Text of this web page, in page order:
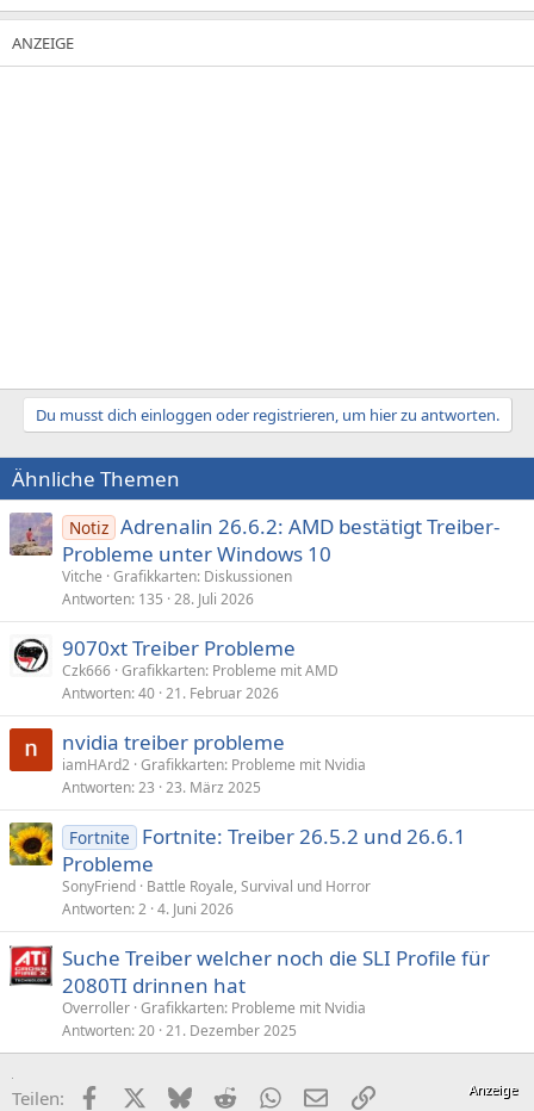
Du musst dich einloggen oder registrieren, um hier zu antworten.
Ähnliche Themen
Notiz Adrenalin 26.6.2: AMD bestätigt Treiber-
Probleme unter Windows 10
Vitche Grafikkarten: Diskussionen
Antworten 135 28. Juli 2026
9070xt Treiber Probleme
Czk666 Grafikkarten: Probleme mit AMD
Antworten 40 21. Februar 2026
nvidia treiber probleme
iamHArd2 Grafikkarten: Probleme mit Nvidia
Antworten 23 23. März 2025
Fortnite
Fortnite: Treiber 26.5.2 und 26.6.1
Probleme
SonyFriend Battle Royale, Survival und Horror
Antworten 2 4. Juni 2026
Suche Treiber welcher noch die SLI Profile für
2080TI drinnen hat
Overroller Grafikkarten: Probleme mit Nvidia
Antworten 20 21. Dezember 2025
Teilen: FacebookX (Twitter)
BlueskyRedditWhatsApp
E-MailLink